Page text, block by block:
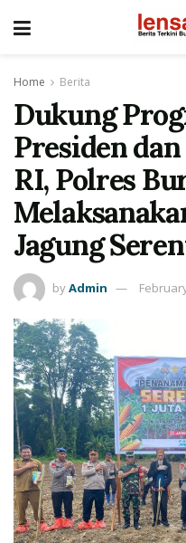
Home Berita
Dukung
Presiden
RI, Polres
Jagung
byAdmin